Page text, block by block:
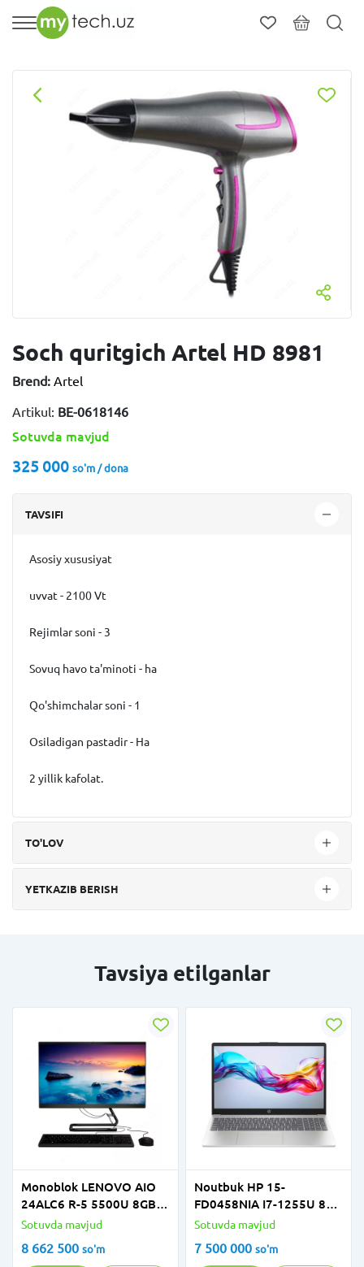
Soch quritgich Artel HD 8981
Brend: Artel
Artikul: ВЕ-0618146
Sotuvda mavjud
325 000 so'm / dona
TAVSIFI
Asosiy xususiyat
uvvat - 2100 Vt
Rejimlar soni - 3
Sovuq havo ta'minoti - ha
Qo'shimchalar soni - 1
Osiladigan pastadir - Ha
2 yillik kafolat.
TO'LOV
YETKAZIB BERISH
Tavsiya etilganlar
Monoblok LENOVO AIO
24ALC6 R-5 5500U 8GB
256GB 23.8"
Sotuvda mavjud
8 662 500 so'm
Noutbuk HP 15-
FD0458NIA I7-1255U 8GB
512GB 15,6" FHD SILVER
Sotuvda mavjud
7 500 000 so'm